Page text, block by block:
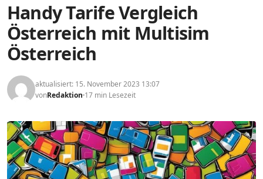
Handy Tarife Vergleich
Österreich mit Multisim
Österreich
aktualisiert: 15. November 2023 13:07
vonRedaktion 17 min Lesezeit